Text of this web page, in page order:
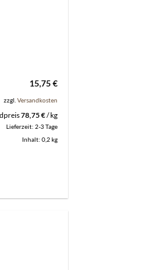
15,75€
zzgl. Versandkosten
78,75€/kg
Lieferzeit: 2-3 Tage
Inhalt: 0,2 kg